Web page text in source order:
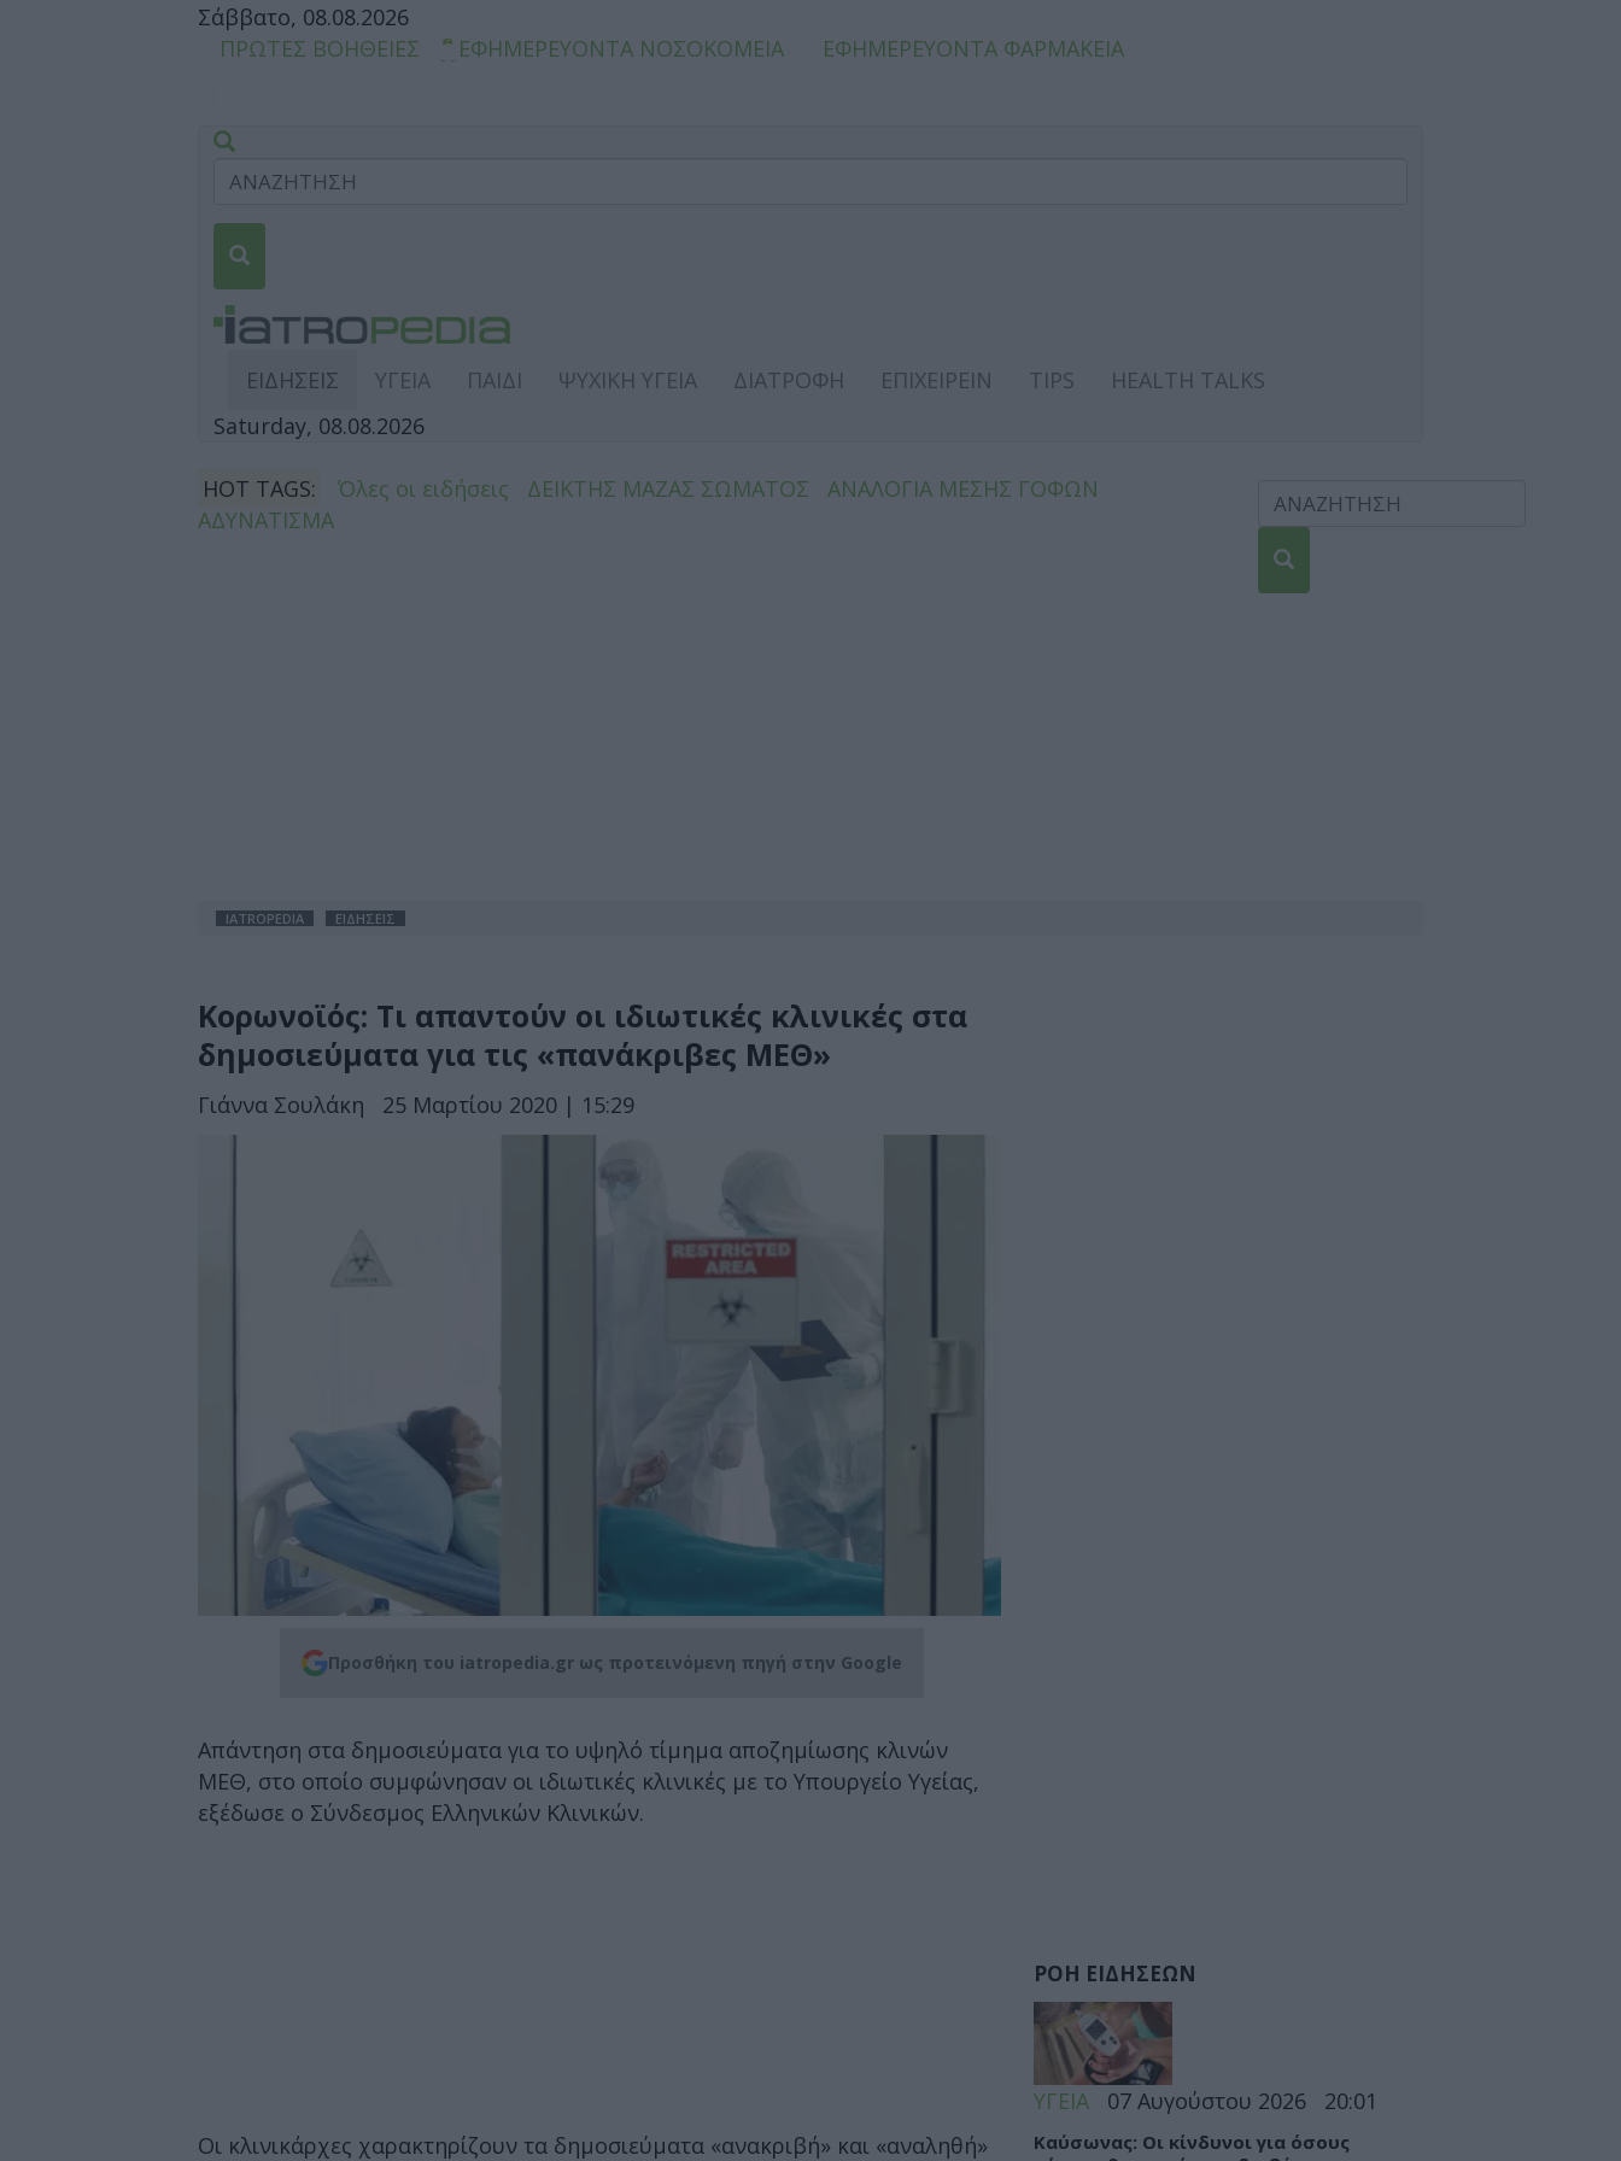
Σάββατο, 08.08.2026
ΠΡΩΤΕΣ ΒΟΗΘΕΙΕΣ
ΕΦΗΜΕΡΕΥΟΝΤΑ ΝΟΣΟΚΟΜΕΙΑ ΕΦΗΜΕΡΕΥΟΝΤΑ ΦΑΡΜΑΚΕΙΑ
ΕΙΔΗΣΕΙΣ ΥΓΕΙΑ ΠΑΙΔΙ ΨΥΧΙΚΗ ΥΓΕΙΑ ΔΙΑΤΡΟΦΗ ΕΠΙΧΕΙΡΕΙΝ TIPS
HEALTH TALKS
Saturday, 08.08.2026
HOT TAGS: Όλες οι ειδήσεις ΔΕΙΚΤΗΣ ΜΑΖΑΣ ΣΩΜΑΤΟΣ
ΑΝΑΛΟΓΙΑ ΜΕΣΗΣ ΓΟΦΩΝ
ΑΔΥΝΑΤΙΣΜΑ
IATROPEDIA ΕΙΔΗΣΕΙΣ
Κορωνοϊός: Τι απαντούν οι ιδιωτικές κλινικές στα
δημοσιεύματα για τις «πανάκριβες ΜΕΘ»
Γιάννα Σουλάκη 25 Μαρτίου 2020 | 15:29
Προσθήκη του iatropedia.gr ως προτεινόμενη πηγή στην Google
Απάντηση στα δημοσιεύματα για το υψηλό τίμημα αποζημίωσης κλινών
ΜΕΘ, στο οποίο συμφώνησαν οι ιδιωτικές κλινικές με το Υπουργείο Υγείας,
εξέδωσε ο Σύνδεσμος Ελληνικών Κλινικών.
Οι κλινικάρχες χαρακτηρίζουν τα δημοσιεύματα «ανακριβή» και «αναληθή»
ΡΟΗ ΕΙΔΗΣΕΩΝ
ΥΓΕΙΑ 07 Αυγούστου 2026 20:01
Καύσωνας: Οι κίνδυνοι για όσους